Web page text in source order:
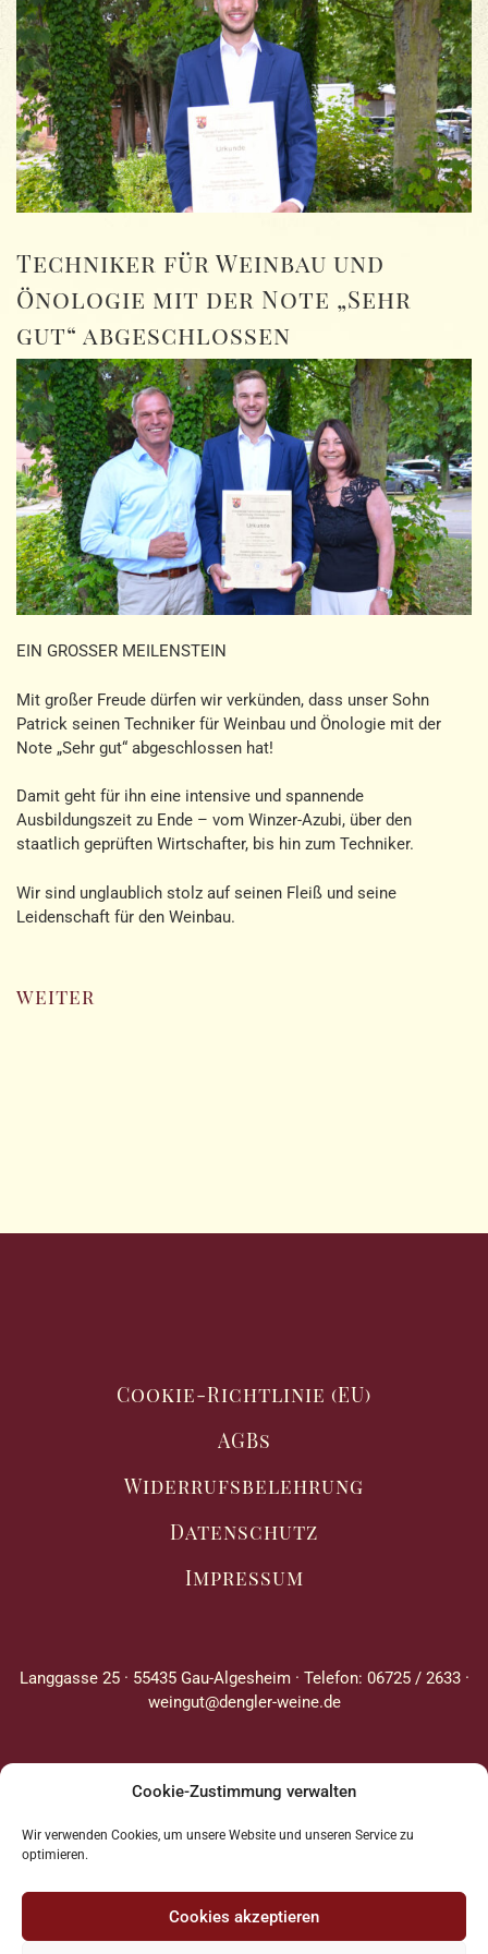
Cookie-Zustimmung verwalten
Wir verwenden Cookies, um unsere Website und unseren Service zu
optimieren.
Cookies akzeptieren
Techniker für Weinbau und
Önologie mit der Note „Sehr
gut“ abgeschlossen
EIN GROSSER MEILENSTEIN
Mit großer Freude dürfen wir verkünden, dass unser Sohn
Patrick seinen Techniker für Weinbau und Önologie mit der
Note „Sehr gut“ abgeschlossen hat!
Damit geht für ihn eine intensive und spannende
Ausbildungszeit zu Ende – vom Winzer-Azubi, über den
staatlich geprüften Wirtschafter, bis hin zum Techniker.
Wir sind unglaublich stolz auf seinen Fleiß und seine
Leidenschaft für den Weinbau.
weiter
Cookie-Richtlinie (EU)
AGBs
Widerrufsbelehrung
Datenschutz
Impressum
Langgasse 25 · 55435 Gau-Algesheim · Telefon: 06725 / 2633 ·
weingut@dengler-weine.de